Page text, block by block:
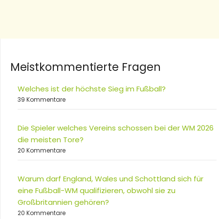
Meistkommentierte Fragen
Welches ist der höchste Sieg im Fußball?
39 Kommentare
Die Spieler welches Vereins schossen bei der WM 2026
die meisten Tore?
20 Kommentare
Warum darf England, Wales und Schottland sich für
eine Fußball-WM qualifizieren, obwohl sie zu
Großbritannien gehören?
20 Kommentare